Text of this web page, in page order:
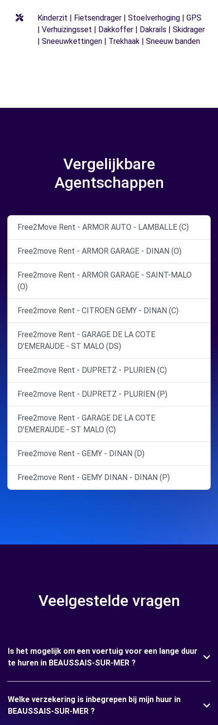
Kinderzit | Fietsendrager | Stoelverhoging | GPS
| Verhuizingsset | Dakkoffer | Dakrails | Skidrager
| Sneeuwkettingen | Trekhaak | Sneeuw banden
Vergelijkbare
Agentschappen
Free2Move Rent - ARMOR AUTO - LAMBALLE (C)
Free2move Rent - ARMOR GARAGE - DINAN (O)
Free2move Rent - ARMOR GARAGE - SAINT-MALO
(O)
Free2move Rent - CITROEN GEMY - DINAN (C)
Free2move Rent - GARAGE DE LA COTE
D'EMERAUDE - ST MALO (DS)
Free2move Rent - DUPRETZ - PLURIEN (C)
Free2move Rent - DUPRETZ - PLURIEN (P)
Free2move Rent - GARAGE DE LA COTE
D'EMERAUDE - ST MALO (C)
Free2move Rent - GEMY - DINAN (D)
Free2move Rent - GEMY DINAN - DINAN (P)
Veelgestelde vragen
Is het mogelijk om een voertuig voor een lange duur
te huren in BEAUSSAIS-SUR-MER ?
Welke verzekering is inbegrepen bij mijn huur in
BEAUSSAIS-SUR-MER ?